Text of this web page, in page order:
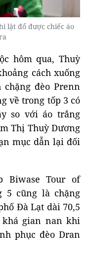
lật đổ được chiếc áo
hôm qua, Thuỳ
cách xuống
đèo Prenn
về trong tốp 3 có
so với áo trắng
Thị Thuỳ Dương
mục dẫn lại đối
Biwase Tour of
5 cũng là chặng
Đà Lạt dài 70,5
gian nan khi
phục đèo Dran